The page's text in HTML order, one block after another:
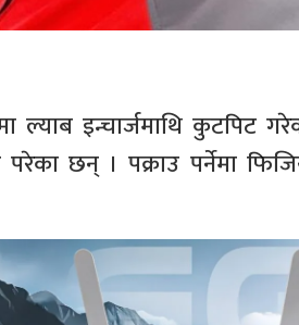
ल्याब इन्चार्जमाथि कुटपिट
परेका छन् । पक्राउ पर्नेमा